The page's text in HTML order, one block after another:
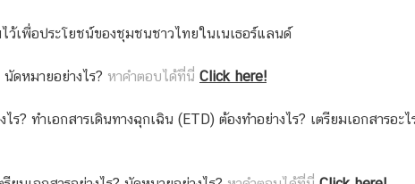
เพื่อประโยชน์ของชุมชนชาวไทยในเนเธอร์แลนด์
นัดหมายอย่างไร? หาคำตอบได้ที่นี่ Click here!
ทำเอกสารเดินทางฉุกเฉิน (ETD) ต้องทำอย่างไร? เตรียมเอกสารอะ